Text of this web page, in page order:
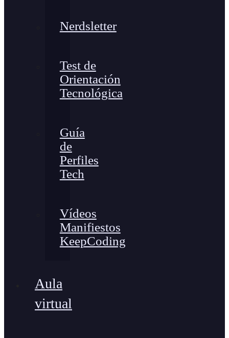
Nerdsletter
Test de
Orientación
Tecnológica
Guía
de
Perfiles
Tech
Vídeos
Manifiestos
KeepCoding
Aula
virtual